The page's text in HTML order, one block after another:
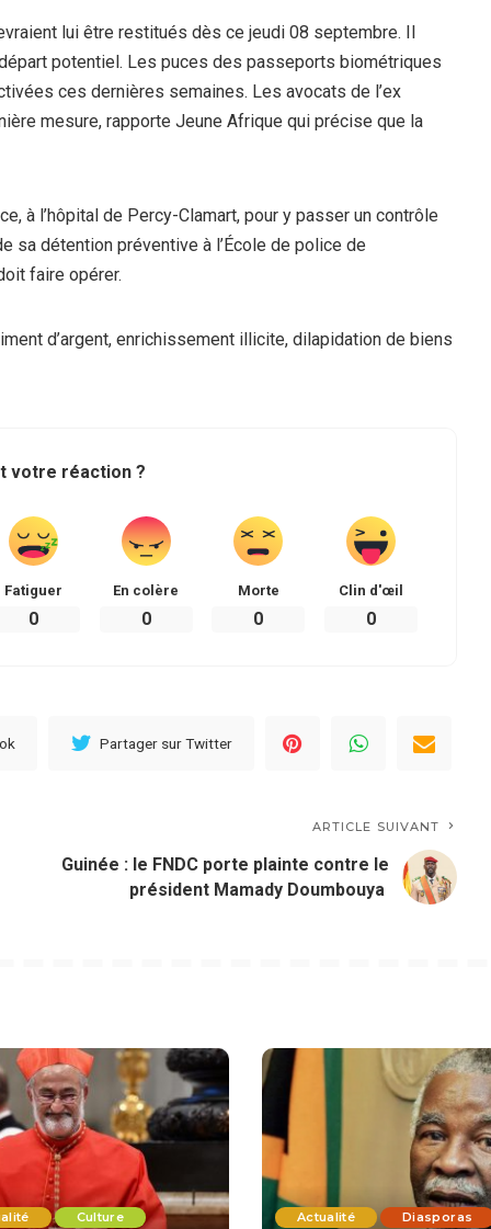
lui être restitués dès ce jeudi 08 septembre. Il
potentiel. Les puces des passeports biométriques
ces dernières semaines. Les avocats de l’ex
mesure, rapporte Jeune Afrique qui précise que la
à l’hôpital de Percy-Clamart, pour y passer un contrôle
sa détention préventive à l’École de police de
faire opérer.
d’argent, enrichissement illicite, dilapidation de biens
votre réaction ?
Fatiguer
0
En colère
0
Morte
0
Clin d'œil
0
Partager sur Twitter
ARTICLE SUIVANT
Guinée : le FNDC porte plainte contre le
président Mamady Doumbouya
Culture
Actualité
Diasporas